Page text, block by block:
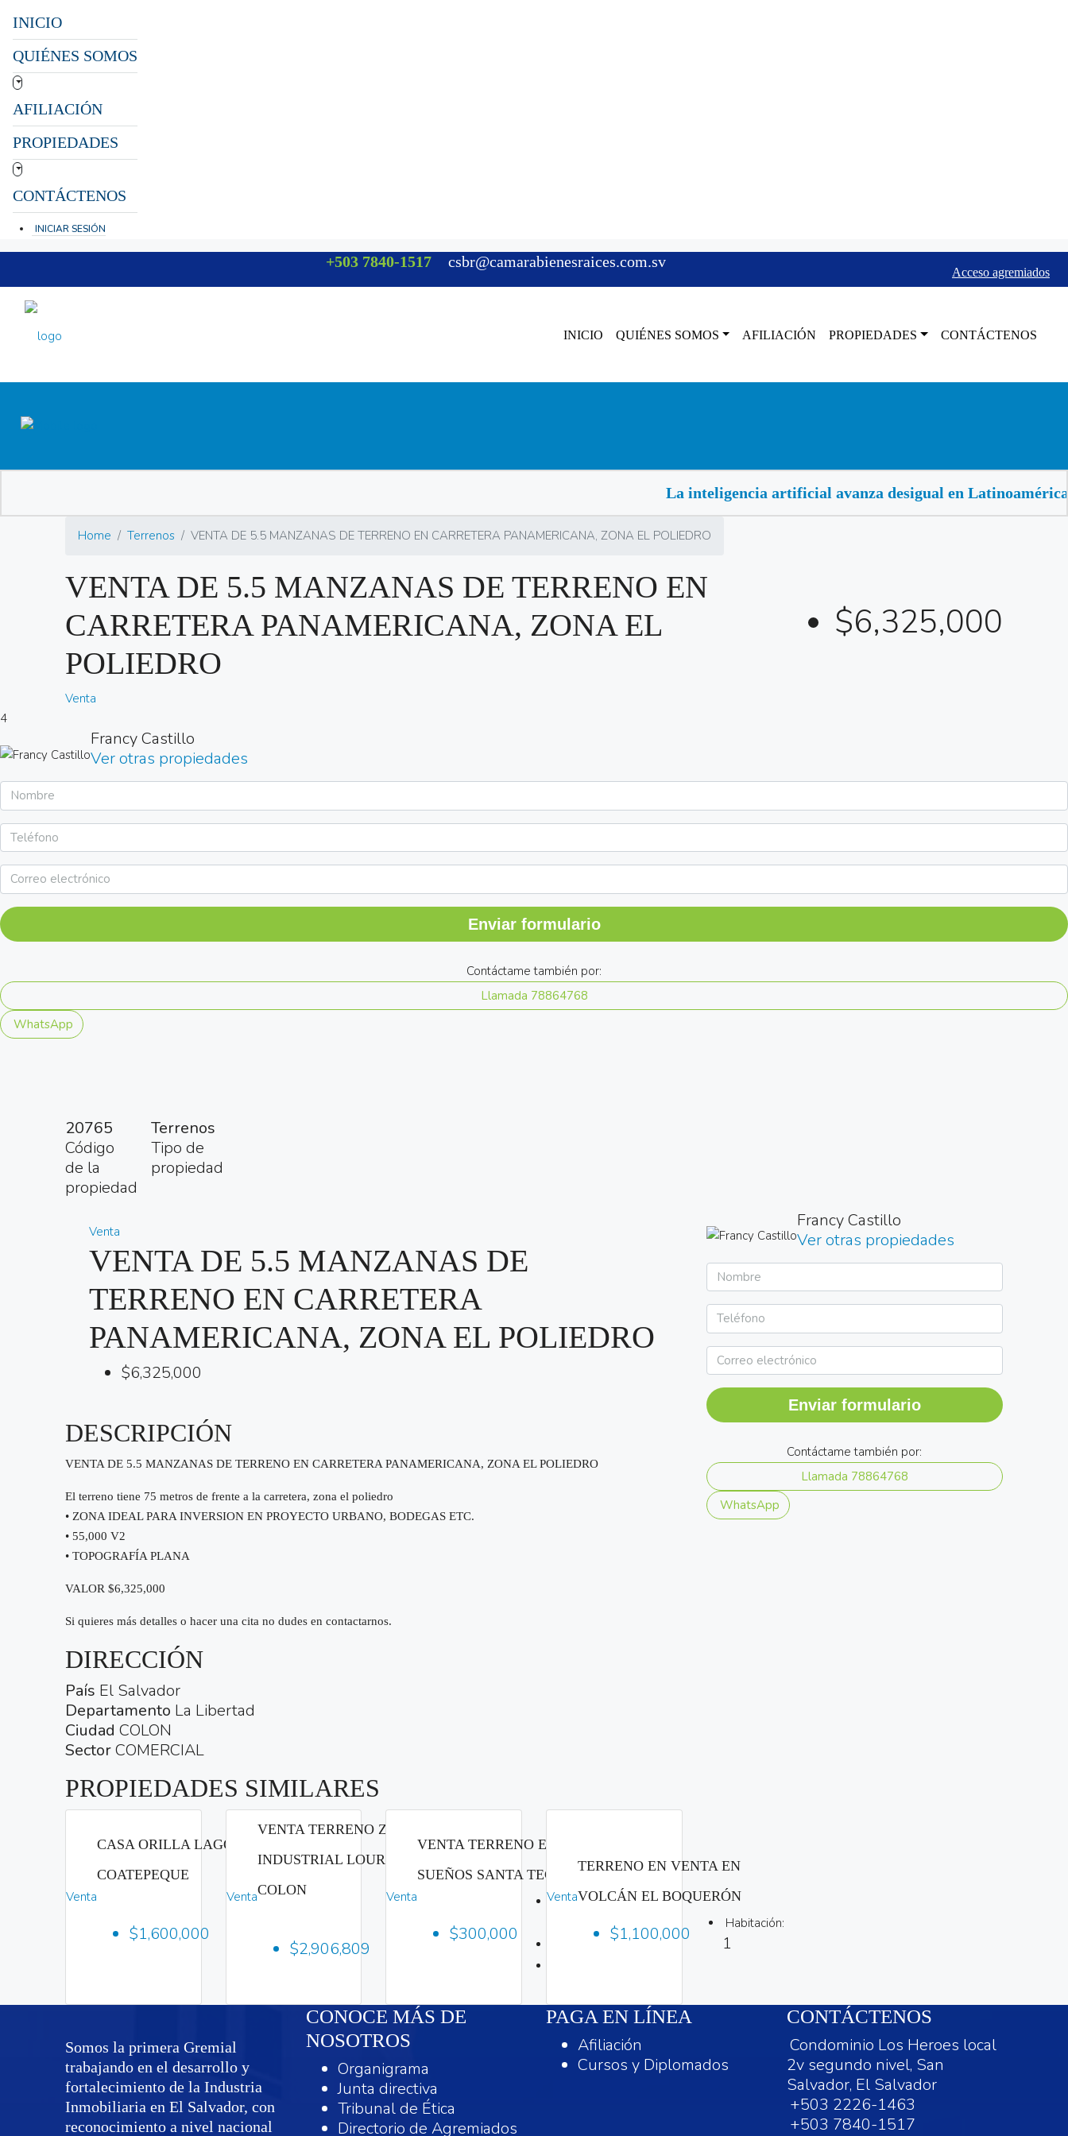
INICIO
QUIÉNES SOMOS
AFILIACIÓN
PROPIEDADES
CONTÁCTENOS
INICIAR SESIÓN
+503 7840-1517 csbr@camarabienesraices.com.sv
Acceso agremiados
INICIO QUIÉNES SOMOS AFILIACIÓN PROPIEDADES CONTÁCTENOS
La inteligencia artificial avanza desigual en Latinoamérica,
Home Terrenos VENTA DE 5.5 MANZANAS DE TERRENO EN CARRETERA PANAMERICANA, ZONA EL POLIEDRO
VENTA DE 5.5 MANZANAS DE TERRENO EN
CARRETERA PANAMERICANA, ZONA EL
POLIEDRO
$6,325,000
Venta
4
Francy Castillo
Ver otras propiedades
Enviar formulario
Contáctame también por:
Llamada 78864768
WhatsApp
20765
Código
de la
propiedad
Terrenos
Tipo de
propiedad
Venta
VENTA DE 5.5 MANZANAS DE
TERRENO EN CARRETERA
PANAMERICANA, ZONA EL POLIEDRO
$6,325,000
DESCRIPCIÓN
VENTA DE 5.5 MANZANAS DE TERRENO EN CARRETERA PANAMERICANA, ZONA EL POLIEDRO
El terreno tiene 75 metros de frente a la carretera, zona el poliedro
• ZONA IDEAL PARA INVERSION EN PROYECTO URBANO, BODEGAS ETC.
• 55,000 V2
• TOPOGRAFÍA PLANA
VALOR $6,325,000
Si quieres más detalles o hacer una cita no dudes en contactarnos.
DIRECCIÓN
País El Salvador
Departamento La Libertad
Ciudad COLON
SectorCOMERCIAL
PROPIEDADES SIMILARES
Venta
CASA ORILLA LAGO DE
COATEPEQUE
$1,600,000
Habitación:
Baño: 1
Venta
VENTA TERRENO ZONA
INDUSTRIAL LOURDES
COLON
$2,906,809
Venta
VENTA TERRENO EN LOS
SUEÑOS SANTA TECLA
$300,000
Habitación:
1
Venta
TERRENO EN VENTA EN
VOLCÁN EL BOQUERÓN
$1,100,000
Habitación:
1
Francy Castillo
Ver otras propiedades
Enviar formulario
Contáctame también por:
Llamada 78864768
WhatsApp
Somos la primera Gremial
trabajando en el desarrollo y
fortalecimiento de la Industria
Inmobiliaria en El Salvador, con
reconocimiento a nivel nacional
CONOCE MÁS DE
NOSOTROS
Organigrama
Junta directiva
Tribunal de Ética
Directorio de Agremiados
PAGA EN LÍNEA
Afiliación
Cursos y Diplomados
CONTÁCTENOS
Condominio Los Heroes local
2v segundo nivel, San
Salvador, El Salvador
+503 2226-1463
+503 7840-1517